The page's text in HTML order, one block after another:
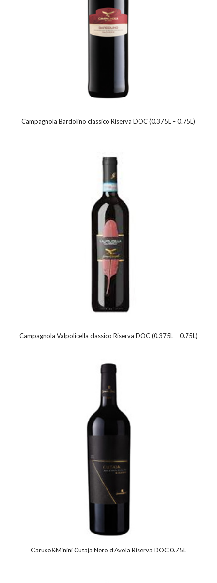
Campagnola Bardolino classico Riserva DOC (0.375L – 0.75L)
Campagnola Valpolicella classico Riserva DOC (0.375L – 0.75L)
Caruso&Minini Cutaja Nero d’Avola Riserva DOC 0.75L